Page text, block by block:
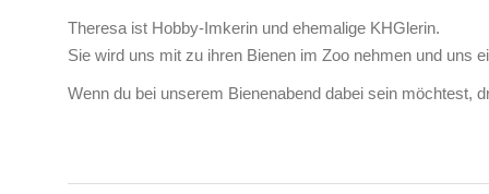
Theresa ist Hobby-Imkerin und ehemalige KHGlerin.
Sie wird uns mit zu ihren Bienen im Zoo nehmen und uns
Wenn du bei unserem Bienenabend dabei sein möchtest,